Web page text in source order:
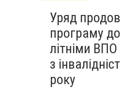
судами
житло
Уряд
програму
літніми
з
року